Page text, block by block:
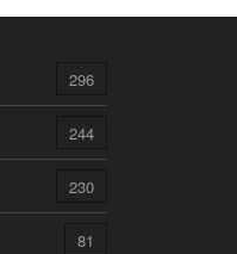
296
244
230
81